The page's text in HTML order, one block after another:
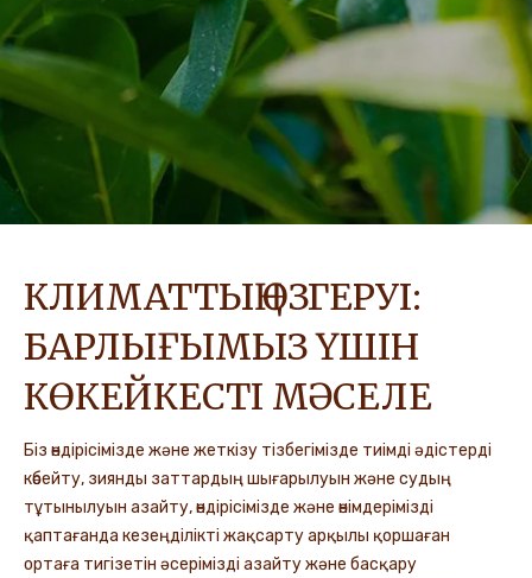
КЛИМАТТЫҢ ӨЗГЕРУІ:
БАРЛЫҒЫМЫЗ ҮШІН
КӨКЕЙКЕСТІ МӘСЕЛЕ
Біз өндірісімізде және жеткізу тізбегімізде тиімді әдістерді
көбейту, зиянды заттардың шығарылуын және судың
тұтынылуын азайту, өндірісімізде және өнімдерімізді
қаптағанда кезеңділікті жақсарту арқылы қоршаған
ортаға тигізетін әсерімізді азайту және басқару